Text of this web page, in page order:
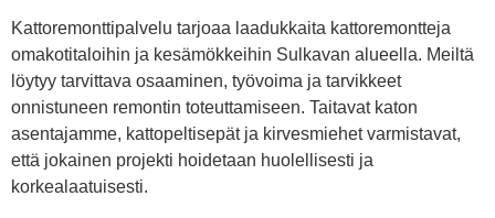
Kattoremonttipalvelu tarjoaa laadukkaita kattoremontteja
omakotitaloihin ja kesämökkeihin Sulkavan alueella. Meiltä
löytyy tarvittava osaaminen, työvoima ja tarvikkeet
onnistuneen remontin toteuttamiseen. Taitavat katon
asentajamme, kattopeltisepät ja kirvesmiehet varmistavat,
että jokainen projekti hoidetaan huolellisesti ja
korkealaatuisesti.